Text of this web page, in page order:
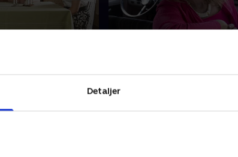
Detaljer
til 1958, hvor hun
- til en tid, hvor
og mændene
tid, hvor der var